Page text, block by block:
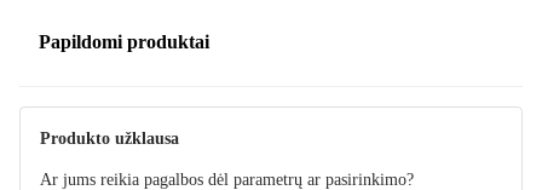
Papildomi produktai
Produkto užklausa
Ar jums reikia pagalbos dėl parametrų ar pasirinkimo?